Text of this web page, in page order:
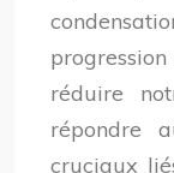
réduire
répondre
cruciaux